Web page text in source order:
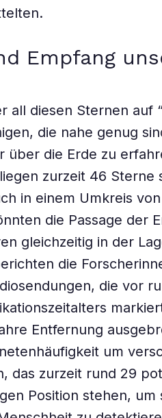
Empfang
all diesen Sternen auf
die nahe genug
über die Erde zu
zurzeit 46 Sterne
in einem Umkreis
die Passage der
gleichzeitig in der
die
die vor
Entfernung
um
das zurzeit rund 29
Position stehen, um